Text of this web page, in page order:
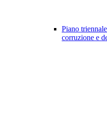
Piano
corruzione e